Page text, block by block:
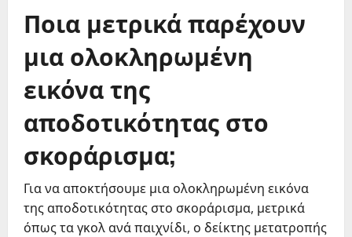
Ποια μετρικά παρέχουν
μια ολοκληρωμένη
εικόνα της
αποδοτικότητας στο
σκοράρισμα;
Για να αποκτήσουμε μια ολοκληρωμένη εικόνα
της αποδοτικότητας στο σκοράρισμα, μετρικά
όπως τα γκολ ανά παιχνίδι, ο δείκτης μετατροπής